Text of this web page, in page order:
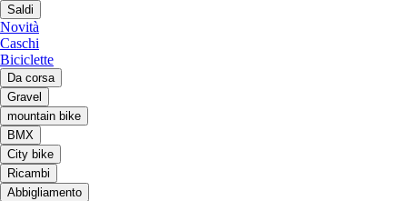
Saldi
Novità
Caschi
Biciclette
Da corsa
Gravel
mountain bike
BMX
City bike
Ricambi
Abbigliamento